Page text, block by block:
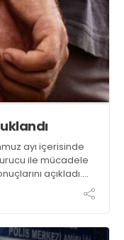
ayı içerisinde
ile mücadele
açıkladı.
madde
44 şahıs